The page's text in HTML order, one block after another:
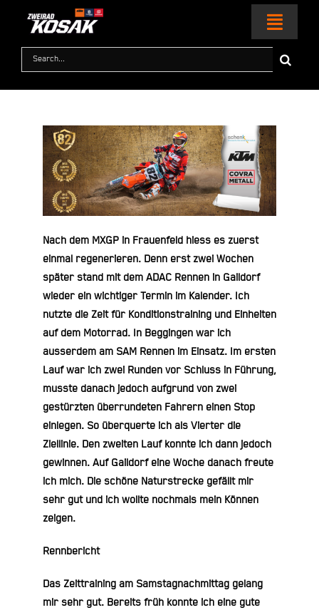
springen
KTM WORLD
SERVICE & ZUBEHÖR
KONTAKT
Suche
nach:
Nach dem MXGP in Frauenfeld hiess es zuerst
einmal regenerieren. Denn erst zwei Wochen
später stand mit dem ADAC Rennen in Gaildorf
wieder ein wichtiger Termin im Kalender. Ich
nutzte die Zeit für Konditionstraining und Einheiten
auf dem Motorrad. In Beggingen war ich
ausserdem am SAM Rennen im Einsatz. Im ersten
Lauf war ich zwei Runden vor Schluss in Führung,
musste danach jedoch aufgrund von zwei
gestürzten überrundeten Fahrern einen Stop
einlegen. So überquerte ich als Vierter die
Ziellinie. Den zweiten Lauf konnte ich dann jedoch
gewinnen. Auf Gaildorf eine Woche danach freute
ich mich. Die schöne Naturstrecke gefällt mir
sehr gut und ich wollte nochmals mein Können
zeigen.
Rennbericht
Das Zeittraining am Samstagnachmittag gelang
mir sehr gut. Bereits früh konnte ich eine gute